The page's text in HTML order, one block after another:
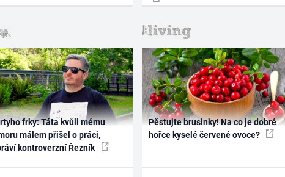
frky: Táta kvůli mému
málem přišel o práci,
kontroverzní Řezník
Pěstujte brusinky! Na co je dobré
hořce kyselé červené ovoce?